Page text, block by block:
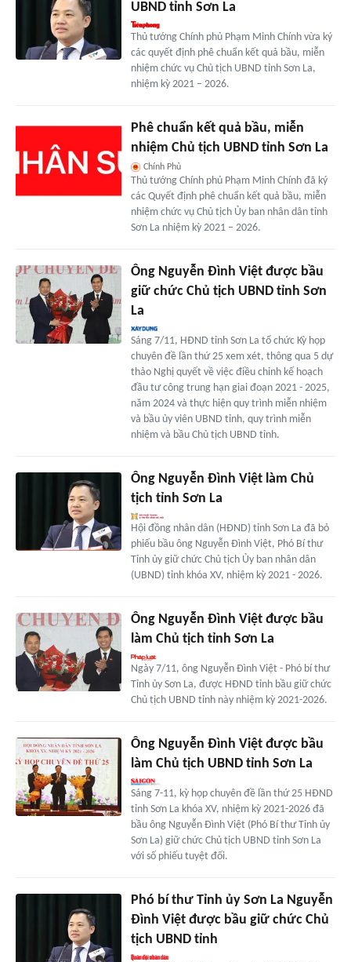
UBND tỉnh Sơn La
Thủ tướng Chính phủ Phạm Minh Chính vừa ký
các quyết định phê chuẩn kết quả bầu, miễn
nhiệm chức vụ Chủ tịch UBND tỉnh Sơn La,
nhiệm kỳ 2021 – 2026.
Phê chuẩn kết quả bầu, miễn
nhiệm Chủ tịch UBND tỉnh Sơn La
Chính Phủ
Thủ tướng Chính phủ Phạm Minh Chính đã ký
các Quyết định phê chuẩn kết quả bầu, miễn
nhiệm chức vụ Chủ tịch Ủy ban nhân dân tỉnh
Sơn La nhiệm kỳ 2021 – 2026.
Ông Nguyễn Đình Việt được bầu
giữ chức Chủ tịch UBND tỉnh Sơn
La
Sáng 7/11, HĐND tỉnh Sơn La tổ chức Kỳ họp
chuyên đề lần thứ 25 xem xét, thông qua 5 dự
thảo Nghị quyết về việc điều chỉnh kế hoạch
đầu tư công trung hạn giai đoạn 2021 - 2025,
năm 2024 và thực hiện quy trình miễn nhiệm
và bầu ủy viên UBND tỉnh, quy trình miễn
nhiệm và bầu Chủ tịch UBND tỉnh.
Ông Nguyễn Đình Việt làm Chủ
tịch tỉnh Sơn La
Hội đồng nhân dân (HĐND) tỉnh Sơn La đã bỏ
phiếu bầu ông Nguyễn Đình Việt, Phó Bí thư
Tỉnh ủy giữ chức Chủ tịch Ủy ban nhân dân
(UBND) tỉnh khóa XV, nhiệm kỳ 2021 - 2026.
Ông Nguyễn Đình Việt được bầu
làm Chủ tịch tỉnh Sơn La
Ngày 7/11, ông Nguyễn Đình Việt - Phó bí thư
Tỉnh ủy Sơn La, được HĐND tỉnh bầu giữ chức
Chủ tịch UBND tỉnh này nhiệm kỳ 2021-2026.
Ông Nguyễn Đình Việt được bầu
làm Chủ tịch UBND tỉnh Sơn La
Sáng 7-11, kỳ họp chuyên đề lần thứ 25 HĐND
tỉnh Sơn La khóa XV, nhiệm kỳ 2021-2026 đã
bầu ông Nguyễn Đình Việt (Phó Bí thư Tỉnh ủy
Sơn La) giữ chức Chủ tịch UBND tỉnh Sơn La
với số phiếu tuyệt đối.
Phó bí thư Tỉnh ủy Sơn La Nguyễn
Đình Việt được bầu giữ chức Chủ
tịch UBND tỉnh